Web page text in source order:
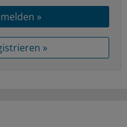
»
»